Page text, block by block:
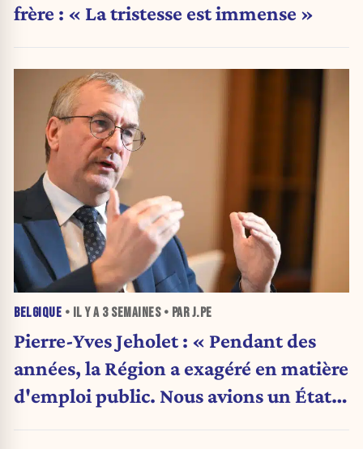
frère : « La tristesse est immense »
BELGIQUE • IL Y A 3 SEMAINES• PAR J.PE
Pierre-Yves Jeholet : « Pendant des
années, la Région a exagéré en matière
d'emploi public. Nous avions un État